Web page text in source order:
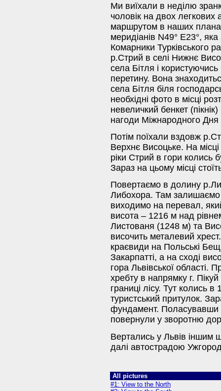
Ми виїхали в неділю
чоловік на двох
маршрутом в наших
меридіанів N49° E23°,
Комарники Турківського
р.Стрий в селі Нижнє
села Бітля і
перетину. Вона
села Бітля біля
необхідні фото в місці
невеличкий бенкет
нагоди Міжнародного Дня
Потім поїхали вздовж
Верхнє Висоцьке. На
ріки Стрий в гори колись
Зараз на цьому місці
Повертаємо в долину
Либохора. Там залишаємо
виходимо на перевал,
висота – 1216 м над
Листованя (1248 м) та
височить металевий
краєвиди на Польські
Закарпатті, а на сході
гора Львівської області.
хребту в напрямку г.
границі лісу. Тут колись
туристський притулок.
фундамент. Поласувавши
повернули у зворотню
Вертались у Львів іншим
далі автострадою
All pictures
#1: View to the North